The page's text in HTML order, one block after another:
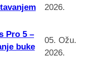
2026.
Pro 5 –
buke
05. Ožu.
2026.